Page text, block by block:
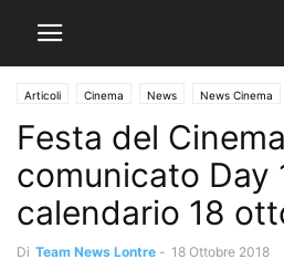
Articoli Cinema News News Cinema
Festa del
comunicato Day
calendario 18
Di Team News Lontre - 18 Ottobre 2018